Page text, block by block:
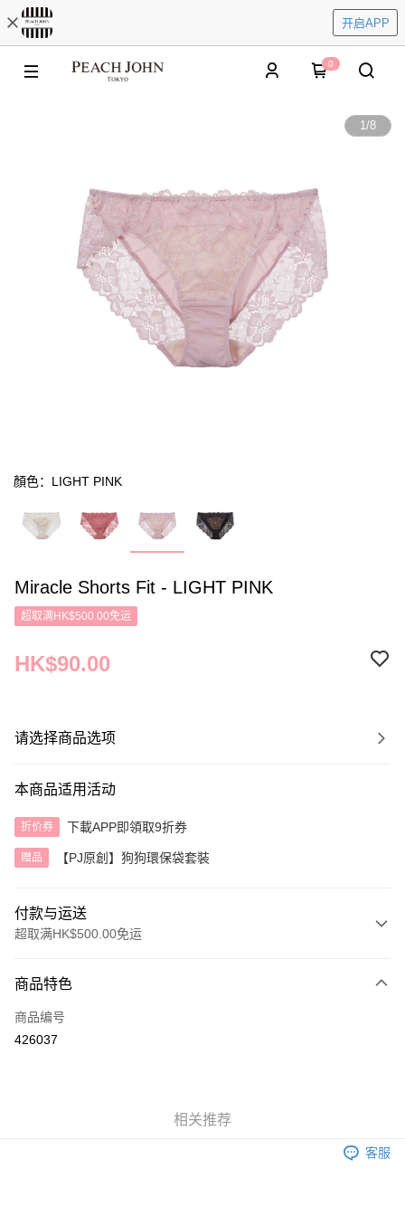
开启APP
0
1/8
顏色：LIGHT PINK
Miracle Shorts Fit - LIGHT PINK
超取满HK$500.00免运
HK$90.00
请选择商品选项
本商品适用活动
折价券 下載APP即領取9折券
赠品 【PJ原創】狗狗環保袋套裝
付款与运送
超取满HK$500.00免运
信用卡
AlipayHK
每笔HK$40.00，满HK$500.00(含以上)免运费
商品特色
商品编号
426037
相关推荐
客服